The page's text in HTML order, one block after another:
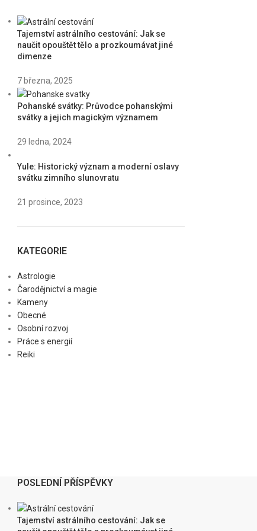
Tajemství astrálního cestování: Jak se
naučit opouštět tělo a prozkoumávat jiné
dimenze
7 března, 2025
Pohanské svátky: Průvodce pohanskými
svátky a jejich magickým významem
29 ledna, 2024
Yule: Historický význam a moderní oslavy
svátku zimního slunovratu
21 prosince, 2023
KATEGORIE
Astrologie
Čarodějnictví a magie
Kameny
Obecné
Osobní rozvoj
Práce s energií
Reiki
POSLEDNÍ PŘÍSPĚVKY
Tajemství astrálního cestování: Jak se